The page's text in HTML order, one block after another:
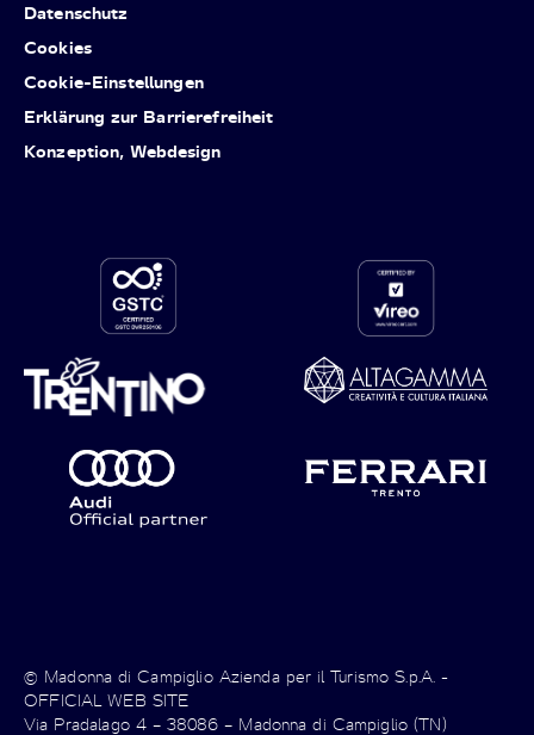
Datenschutz
Cookies
Cookie-Einstellungen
Erklärung zur Barrierefreiheit
Konzeption, Webdesign
© Madonna di Campiglio Azienda per il Turismo S.p.A. -
OFFICIAL WEB SITE
Via Pradalago 4 – 38086 – Madonna di Campiglio (TN)